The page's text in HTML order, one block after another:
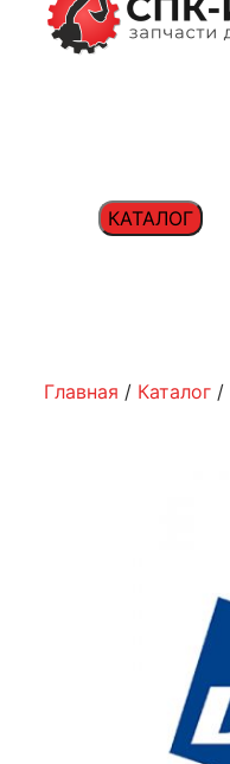
КАТАЛОГ
Главная / Каталог /